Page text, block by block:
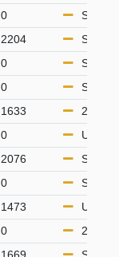
0
S65
2204
S65
0
S50
0
S65
1633
21-49
0
U16
2076
S50
0
S50
1473
U10
0
21-49